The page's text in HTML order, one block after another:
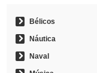
Bélicos
Náutica
Naval